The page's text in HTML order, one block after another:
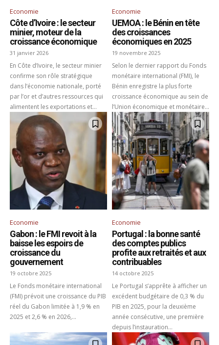
Economie
Côte d’Ivoire : le secteur
minier, moteur de la
croissance économique
31 janvier 2026
En Côte d’Ivoire, le secteur minier
confirme son rôle stratégique
dans l’économie nationale, porté
par l’or et d’autres ressources qui
alimentent les exportations et...
Economie
UEMOA : le Bénin en tête
des croissances
économiques en 2025
19 novembre 2025
Selon le dernier rapport du Fonds
monétaire international (FMI), le
Bénin enregistre la plus forte
croissance économique au sein de
l’Union économique et monétaire...
Economie
Gabon : le FMI revoit à la
baisse les espoirs de
croissance du
gouvernement
19 octobre 2025
Le Fonds monétaire international
(FMI) prévoit une croissance du PIB
réel du Gabon limitée à 1,9 % en
2025 et 2,6 % en 2026,...
Economie
Portugal : la bonne santé
des comptes publics
profite aux retraités et aux
contribuables
14 octobre 2025
Le Portugal s’apprête à afficher un
excédent budgétaire de 0,3 % du
PIB en 2025, pour la deuxième
année consécutive, une première
depuis l’instauration...